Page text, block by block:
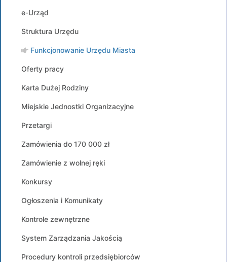
e-Urząd
Struktura Urzędu
Funkcjonowanie Urzędu Miasta
Oferty pracy
Karta Dużej Rodziny
Miejskie Jednostki Organizacyjne
Przetargi
Zamówienia do 170 000 zł
Zamówienie z wolnej ręki
Konkursy
Ogłoszenia i Komunikaty
Kontrole zewnętrzne
System Zarządzania Jakością
Procedury kontroli przedsiębiorców